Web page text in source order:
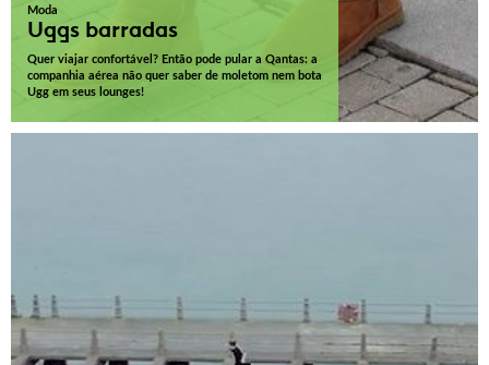
Moda
Uggs barradas
Quer viajar confortável? Então pode pular a Qantas: a
companhia aérea não quer saber de moletom nem bota
Ugg em seus lounges!